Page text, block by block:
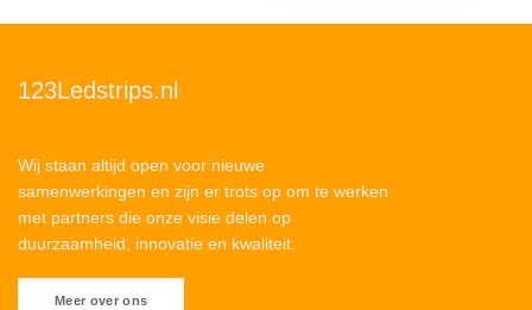
123Ledstrips.nl
Wij staan altijd open voor nieuwe
samenwerkingen en zijn er trots op om te werken
met partners die onze visie delen op
duurzaamheid, innovatie en kwaliteit.
Meer over ons